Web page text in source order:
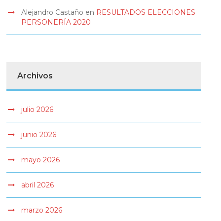
Alejandro Castaño en RESULTADOS ELECCIONES
PERSONERÍA 2020
Archivos
julio 2026
junio 2026
mayo 2026
abril 2026
marzo 2026